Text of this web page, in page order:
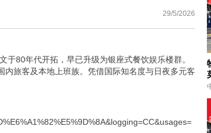
29/5/2026
80年代开拓，早已升级为银座式餐饮娱乐楼群。
旅客及本地上班族。凭借国际知名度与日夜多元客